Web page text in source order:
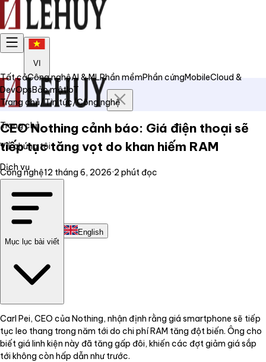
VI
Trang chủ
Về chúng tôi
Dịch vụ
Liên hệ
English
Tất cảCông nghệAI & MLPhần mềmPhần cứngMobileCloud &
DevOpsBảo mậtIoT
Trang chủ/Tin tức/Công nghệ
CEO Nothing cảnh báo: Giá điện thoại sẽ
tiếp tục tăng vọt do khan hiếm RAM
Công nghệ12 tháng 6, 2026·2 phút đọc
Mục lục bài viết
Carl Pei, CEO của Nothing, nhận định rằng giá smartphone sẽ tiếp
tục leo thang trong năm tới do chi phí RAM tăng đột biến. Ông cho
biết giá linh kiện này đã tăng gấp đôi, khiến các đợt giảm giá sắp
tới không còn hấp dẫn như trước.